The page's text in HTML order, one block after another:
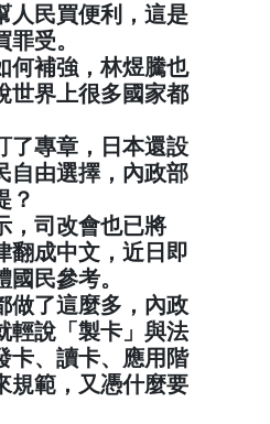
人民買便利，這是
受。
何補強，林煜騰也
世界上很多國家都
了專章，日本還設
自由選擇，內政部
？
，司改會也已將
翻成中文，近日即
民參考。
做了這麼多，內政
輕說「製卡」與法
卡、讀卡、應用階
規範，又憑什麼要